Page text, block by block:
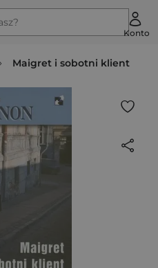
Konto
Maigret i sobotni klient